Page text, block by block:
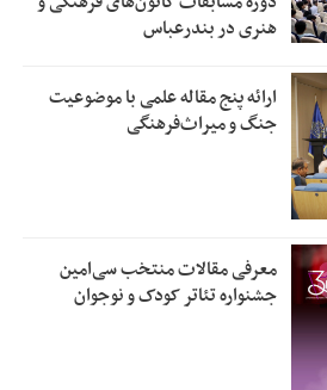
هنری در بندرعباس
ارائه پنج مقاله علمی با موضوعیت
جنگ و میراث‌فرهنگی
معرفی مقالات منتخب سی‌امین
جشنواره تئاتر کودک و نوجوان